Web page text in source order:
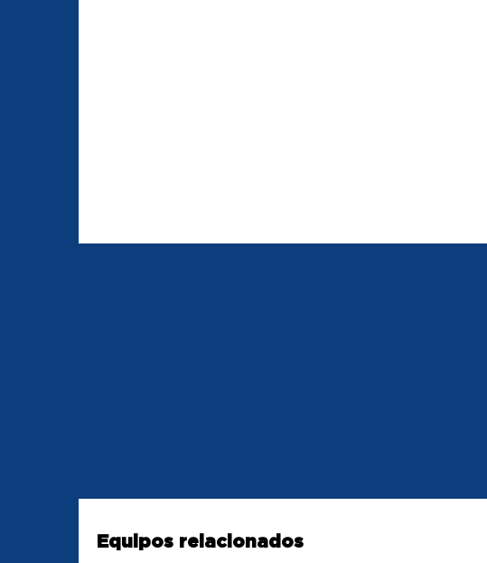
Equipos relacionados